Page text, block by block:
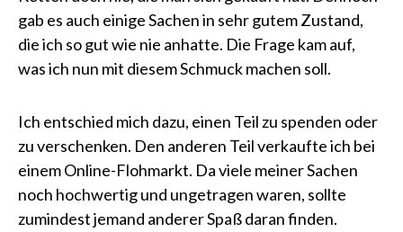
gab es auch einige Sachen in sehr gutem Zustand,
die ich so gut wie nie anhatte. Die Frage kam auf,
was ich nun mit diesem Schmuck machen soll.
Ich entschied mich dazu, einen Teil zu spenden oder
zu verschenken. Den anderen Teil verkaufte ich bei
einem Online-Flohmarkt. Da viele meiner Sachen
noch hochwertig und ungetragen waren, sollte
zumindest jemand anderer Spaß daran finden.